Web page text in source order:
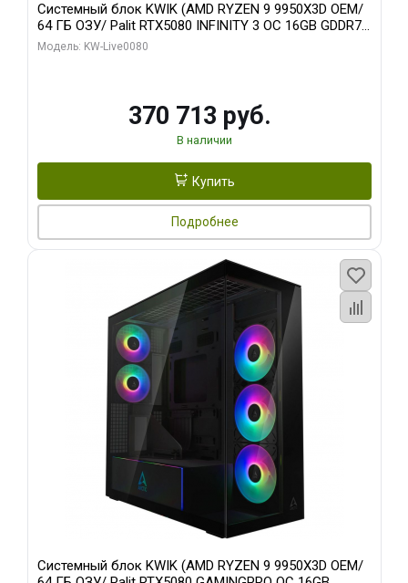
Системный блок KWIK (AMD RYZEN 9 9950X3D OEM/
64 ГБ ОЗУ/ Palit RTX5080 INFINITY 3 OC 16GB GDDR7
256bit 3xDP H/ 960 ГБ SSD)
Модель: KW-Live0080
370 713 руб.
В наличии
Купить
Подробнее
Системный блок KWIK (AMD RYZEN 9 9950X3D OEM/